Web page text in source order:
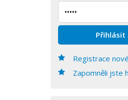
Registrace
Zapomněli jste